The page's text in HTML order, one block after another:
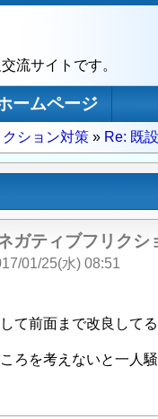
流サイトです。
ームページ
ション対策 Re: 既
ガティブフリクシ
01/25(水) 08:51
て前面まで改良して
ろを考えないと一人